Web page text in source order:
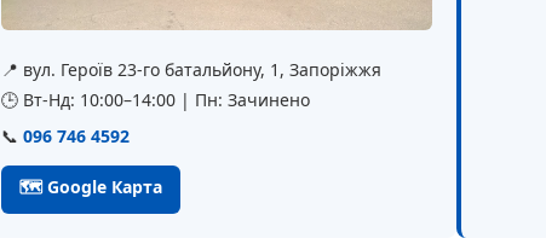
📍 вул. Героїв 23-го батальйону, 1, Запоріжжя
🕒 Вт-Нд: 10:00–14:00 | Пн: Зачинено
📞 096 746 4592
🗺 Google Карта